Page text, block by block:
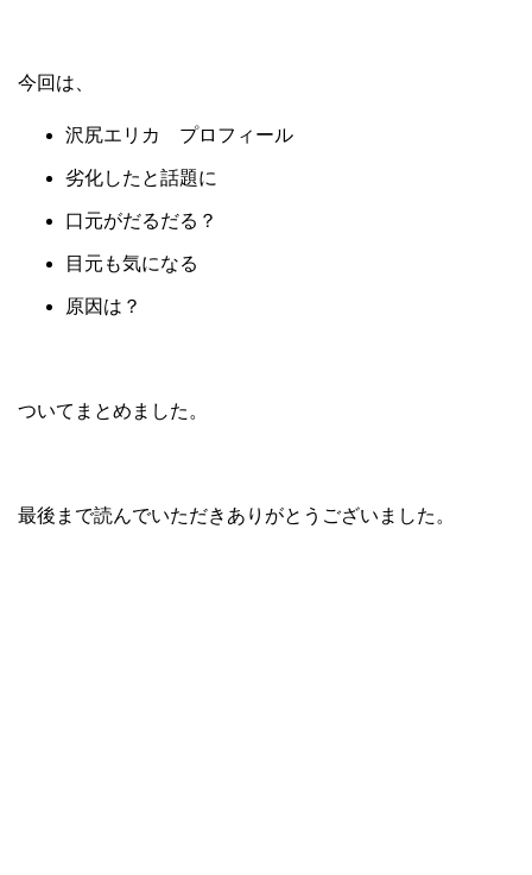
今回は、
沢尻エリカ プロフィール
劣化したと話題に
口元がだるだる？
目元も気になる
原因は？
ついてまとめました。
最後まで読んでいただきありがとうございました。